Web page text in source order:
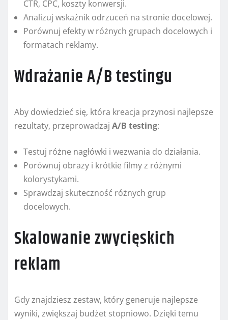
CTR, CPC, koszty konwersji.
Analizuj wskaźnik odrzuceń na stronie docelowej.
Porównuj efekty w różnych grupach docelowych i
formatach reklamy.
Wdrażanie A/B testingu
Aby dowiedzieć się, która kreacja przynosi najlepsze
rezultaty, przeprowadzaj A/B testing:
Testuj różne nagłówki i wezwania do działania.
Porównuj obrazy i krótkie filmy z różnymi
kolorystykami.
Sprawdzaj skuteczność różnych grup
docelowych.
Skalowanie zwycięskich
reklam
Gdy znajdziesz zestaw, który generuje najlepsze
wyniki, zwiększaj budżet stopniowo. Dzięki temu